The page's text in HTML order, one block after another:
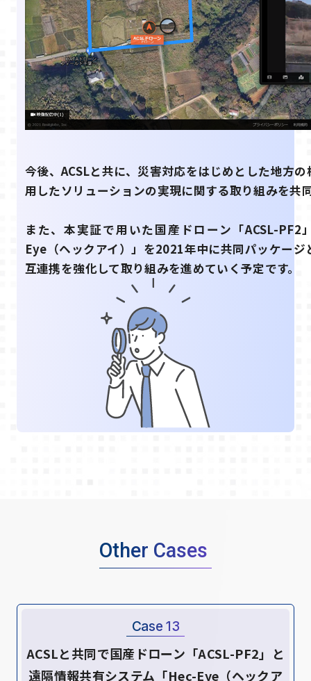
今後、ACSLと共に、災害対応をはじめとした地方
用したソリューションの実現に関する取り組みを共
また、本実証で用いた国産ドローン「ACSL-
Eye（ヘックアイ）」を2021年中に共同パッケー
互連携を強化して取り組みを進めていく予定です。
Other Cases
Case 13
ACSLと共同で国産ドローン「ACSL-PF2」と
遠隔情報共有システム「Hec-Eye（ヘックア